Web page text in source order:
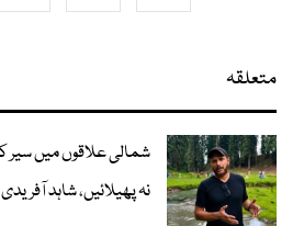
متعلقہ
شمالی علاقوں میں سیر
نہ پھیلائیں، شاہد